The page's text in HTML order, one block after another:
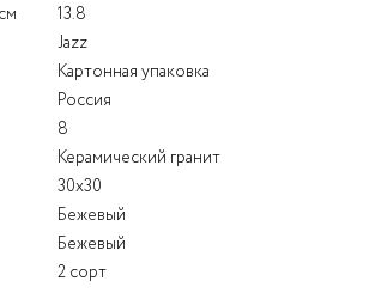
13.8
Jazz
Картонная упаковка
Россия
8
Керамический гранит
30x30
Бежевый
Бежевый
2 сорт